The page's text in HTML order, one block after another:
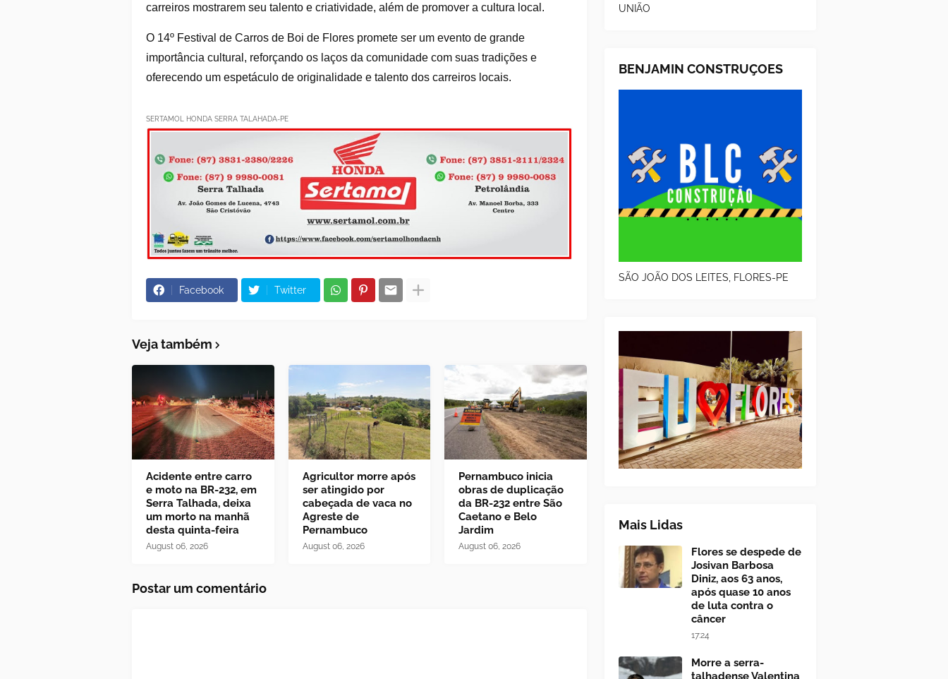
carreiros mostrarem seu talento e criatividade, além de promover a cultura local.
O 14º Festival de Carros de Boi de Flores promete ser um evento de grande
importância cultural, reforçando os laços da comunidade com suas tradições e
oferecendo um espetáculo de originalidade e talento dos carreiros locais.
SERTAMOL HONDA SERRA TALAHADA-PE
Facebook Twitter
Veja também
Acidente entre carro
e moto na BR-232, em
Serra Talhada, deixa
um morto na manhã
desta quinta-feira
August 06, 2026
Agricultor morre após
ser atingido por
cabeçada de vaca no
Agreste de
Pernambuco
August 06, 2026
Pernambuco inicia
obras de duplicação
da BR-232 entre São
Caetano e Belo
Jardim
August 06, 2026
Postar um comentário
UNIÃO
BENJAMIN CONSTRUÇOES
SÃO JOÃO DOS LEITES, FLORES-PE
Mais Lidas
Flores se despede de
Josivan Barbosa
Diniz, aos 63 anos,
após quase 10 anos
de luta contra o
câncer
17:24
Morre a serra-
talhadense Valentina